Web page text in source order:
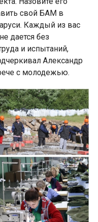
свой БАМ в
Каждый из вас
дается без
и испытаний,
Александр
с молодежью.